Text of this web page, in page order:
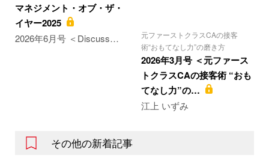
マネジメント・オブ・ザ・
イヤー2025
2026年6月号 ＜Discuss…
元ファーストクラスCAの接客
術“おもてなし力”の磨き方
2026年3月号 ＜元ファース
トクラスCAの接客術 “おも
てなし力”の…
江上 いずみ
その他の新着記事